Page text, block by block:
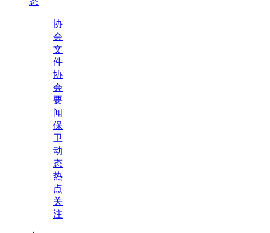
协
会
文
件
协
会
要
闻
保
卫
动
态
热
点
关
注